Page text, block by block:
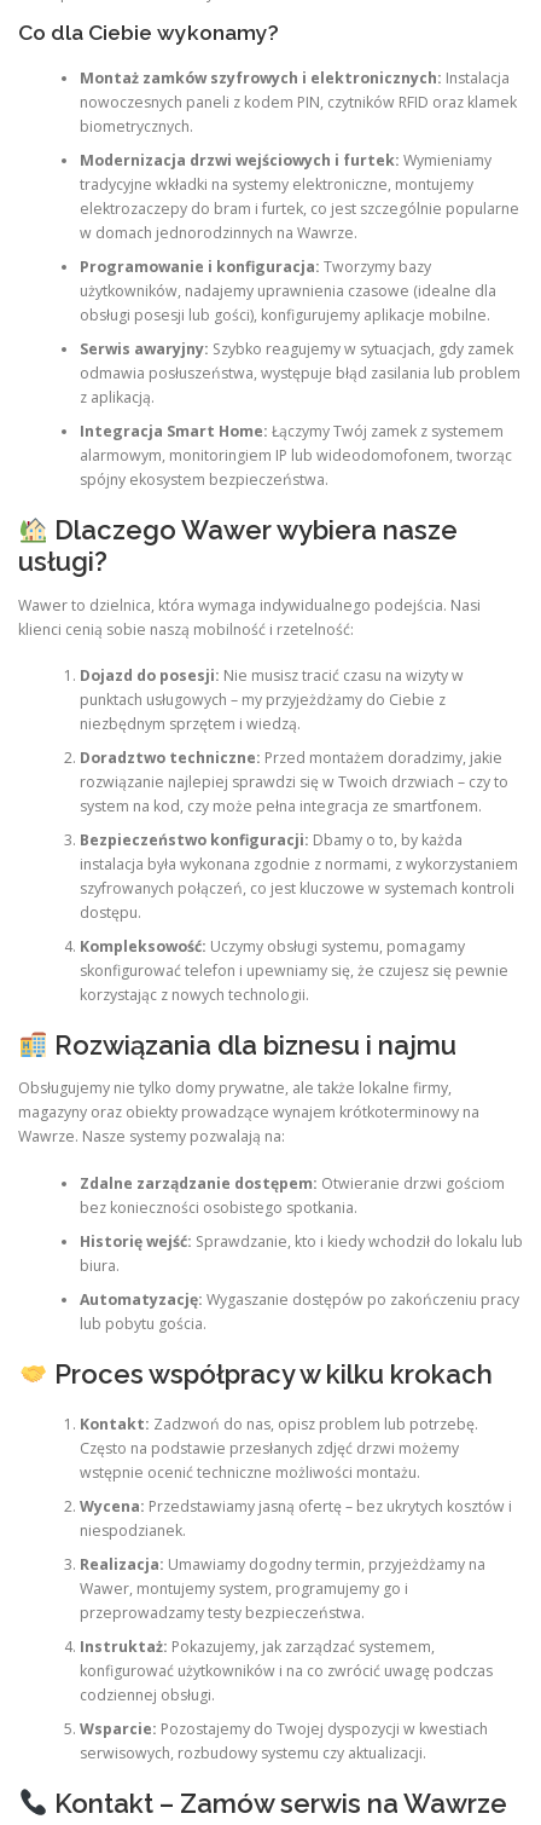
Co dla Ciebie wykonamy?
Montaż zamków szyfrowych i elektronicznych: Instalacja
nowoczesnych paneli z kodem PIN, czytników RFID oraz klamek
biometrycznych.
Modernizacja drzwi wejściowych i furtek: Wymieniamy
tradycyjne wkładki na systemy elektroniczne, montujemy
elektrozaczepy do bram i furtek, co jest szczególnie popularne
w domach jednorodzinnych na Wawrze.
Programowanie i konfiguracja: Tworzymy bazy
użytkowników, nadajemy uprawnienia czasowe (idealne dla
obsługi posesji lub gości), konfigurujemy aplikacje mobilne.
Serwis awaryjny: Szybko reagujemy w sytuacjach, gdy zamek
odmawia posłuszeństwa, występuje błąd zasilania lub problem
z aplikacją.
Integracja Smart Home: Łączymy Twój zamek z systemem
alarmowym, monitoringiem IP lub wideodomofonem, tworząc
spójny ekosystem bezpieczeństwa.
Dlaczego Wawer wybiera nasze
usługi?
Wawer to dzielnica, która wymaga indywidualnego podejścia. Nasi
klienci cenią sobie naszą mobilność i rzetelność:
Dojazd do posesji: Nie musisz tracić czasu na wizyty w
punktach usługowych – my przyjeżdżamy do Ciebie z
niezbędnym sprzętem i wiedzą.
Doradztwo techniczne: Przed montażem doradzimy, jakie
rozwiązanie najlepiej sprawdzi się w Twoich drzwiach – czy to
system na kod, czy może pełna integracja ze smartfonem.
Bezpieczeństwo konfiguracji: Dbamy o to, by każda
instalacja była wykonana zgodnie z normami, z wykorzystaniem
szyfrowanych połączeń, co jest kluczowe w systemach kontroli
dostępu.
Kompleksowość: Uczymy obsługi systemu, pomagamy
skonfigurować telefon i upewniamy się, że czujesz się pewnie
korzystając z nowych technologii.
Rozwiązania dla biznesu i najmu
Obsługujemy nie tylko domy prywatne, ale także lokalne firmy,
magazyny oraz obiekty prowadzące wynajem krótkoterminowy na
Wawrze. Nasze systemy pozwalają na:
Zdalne zarządzanie dostępem: Otwieranie drzwi gościom
bez konieczności osobistego spotkania.
Historię wejść: Sprawdzanie, kto i kiedy wchodził do lokalu lub
biura.
Automatyzację: Wygaszanie dostępów po zakończeniu pracy
lub pobytu gościa.
Proces współpracy w kilku krokach
Kontakt: Zadzwoń do nas, opisz problem lub potrzebę.
Często na podstawie przesłanych zdjęć drzwi możemy
wstępnie ocenić techniczne możliwości montażu.
Wycena: Przedstawiamy jasną ofertę – bez ukrytych kosztów i
niespodzianek.
Realizacja: Umawiamy dogodny termin, przyjeżdżamy na
Wawer, montujemy system, programujemy go i
przeprowadzamy testy bezpieczeństwa.
Instruktaż: Pokazujemy, jak zarządzać systemem,
konfigurować użytkowników i na co zwrócić uwagę podczas
codziennej obsługi.
Wsparcie: Pozostajemy do Twojej dyspozycji w kwestiach
serwisowych, rozbudowy systemu czy aktualizacji.
Kontakt – Zamów serwis na Wawrze